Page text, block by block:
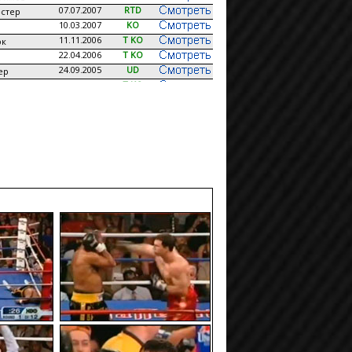
07.07.2007
RTD
10.03.2007
KO
11.11.2006
T KO
22.04.2006
T KO
24.09.2005
UD
T KO
29.06.2002
T KO
04.08.2001
T KO
24.03.2001
T KO
14.10.2000
UD
15.07.2000
T KO
29.04.2000
T KO
18.03.2000
KO
04.12.1999
KO
12.11.1999
KO
25.09.1999
T KO